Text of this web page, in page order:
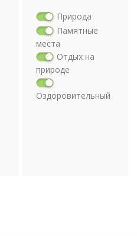
Природа
Памятные
места
Отдых на
природе
Оздоровительный